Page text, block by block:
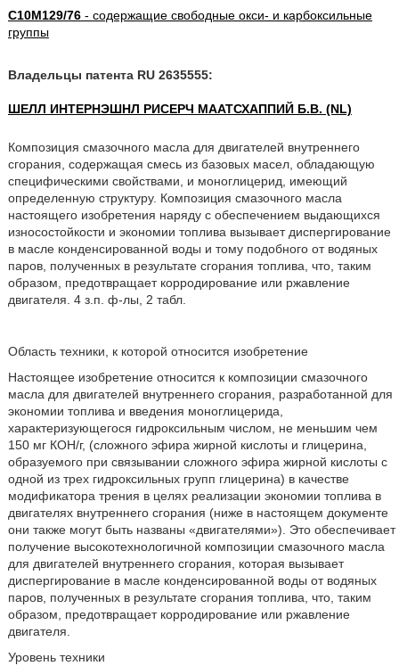
C10M129/76- содержащие свободные окси- и карбоксильные
группы
Владельцы патента RU 2635555:
ШЕЛЛ ИНТЕРНЭШНЛ РИСЕРЧ МААТСХАППИЙ Б.В. (NL)
Композиция смазочного масла для двигателей внутреннего
сгорания, содержащая смесь из базовых масел, обладающую
специфическими свойствами, и моноглицерид, имеющий
определенную структуру. Композиция смазочного масла
настоящего изобретения наряду с обеспечением выдающихся
износостойкости и экономии топлива вызывает диспергирование
в масле конденсированной воды и тому подобного от водяных
паров, полученных в результате сгорания топлива, что, таким
образом, предотвращает корродирование или ржавление
двигателя. 4 з.п. ф-лы, 2 табл.
Область техники, к которой относится изобретение
Настоящее изобретение относится к композиции смазочного
масла для двигателей внутреннего сгорания, разработанной для
экономии топлива и введения моноглицерида,
характеризующегося гидроксильным числом, не меньшим чем
150 мг КОН/г, (сложного эфира жирной кислоты и глицерина,
образуемого при связывании сложного эфира жирной кислоты с
одной из трех гидроксильных групп глицерина) в качестве
модификатора трения в целях реализации экономии топлива в
двигателях внутреннего сгорания (ниже в настоящем документе
они также могут быть названы «двигателями»). Это обеспечивает
получение высокотехнологичной композиции смазочного масла
для двигателей внутреннего сгорания, которая вызывает
диспергирование в масле конденсированной воды от водяных
паров, полученных в результате сгорания топлива, что, таким
образом, предотвращает корродирование или ржавление
двигателя.
Уровень техники